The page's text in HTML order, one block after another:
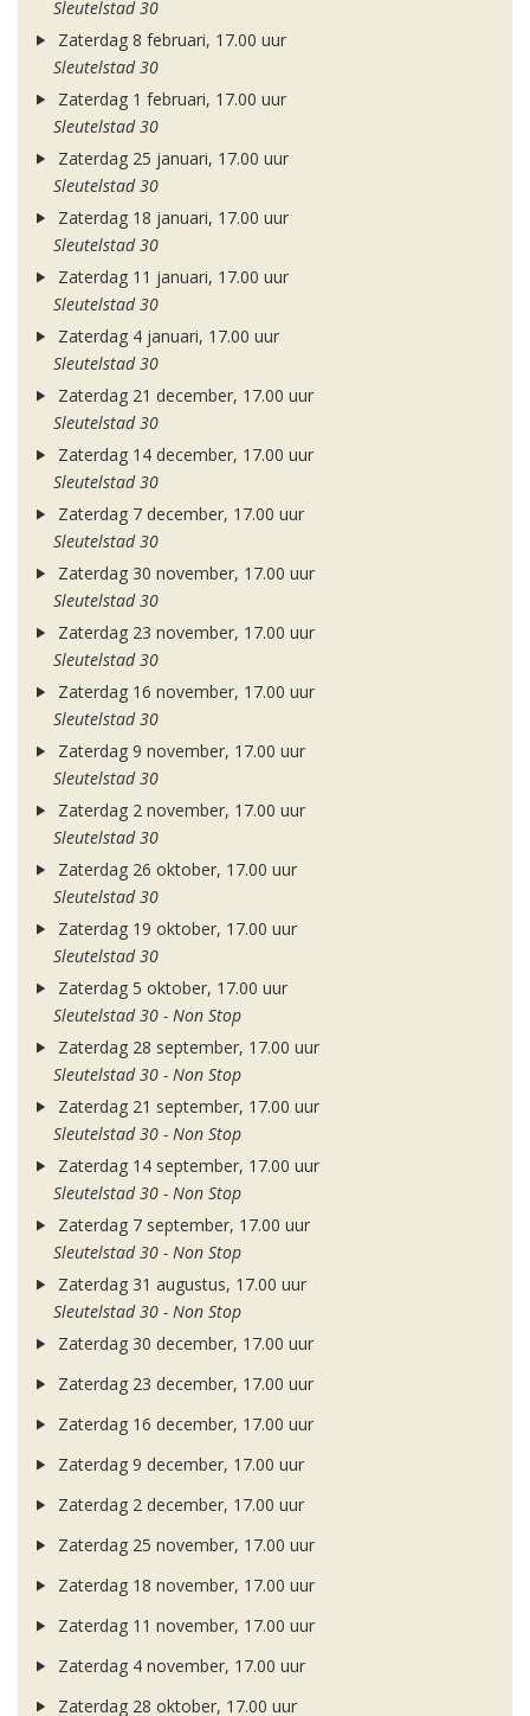
Sleutelstad 30
Zaterdag 8 februari, 17.00 uur
Sleutelstad 30
Zaterdag 1 februari, 17.00 uur
Sleutelstad 30
Zaterdag 25 januari, 17.00 uur
Sleutelstad 30
Zaterdag 18 januari, 17.00 uur
Sleutelstad 30
Zaterdag 11 januari, 17.00 uur
Sleutelstad 30
Zaterdag 4 januari, 17.00 uur
Sleutelstad 30
Zaterdag 21 december, 17.00 uur
Sleutelstad 30
Zaterdag 14 december, 17.00 uur
Sleutelstad 30
Zaterdag 7 december, 17.00 uur
Sleutelstad 30
Zaterdag 30 november, 17.00 uur
Sleutelstad 30
Zaterdag 23 november, 17.00 uur
Sleutelstad 30
Zaterdag 16 november, 17.00 uur
Sleutelstad 30
Zaterdag 9 november, 17.00 uur
Sleutelstad 30
Zaterdag 2 november, 17.00 uur
Sleutelstad 30
Zaterdag 26 oktober, 17.00 uur
Sleutelstad 30
Zaterdag 19 oktober, 17.00 uur
Sleutelstad 30
Zaterdag 5 oktober, 17.00 uur
Sleutelstad 30 - Non Stop
Zaterdag 28 september, 17.00 uur
Sleutelstad 30 - Non Stop
Zaterdag 21 september, 17.00 uur
Sleutelstad 30 - Non Stop
Zaterdag 14 september, 17.00 uur
Sleutelstad 30 - Non Stop
Zaterdag 7 september, 17.00 uur
Sleutelstad 30 - Non Stop
Zaterdag 31 augustus, 17.00 uur
Sleutelstad 30 - Non Stop
Zaterdag 30 december, 17.00 uur
Zaterdag 23 december, 17.00 uur
Zaterdag 16 december, 17.00 uur
Zaterdag 9 december, 17.00 uur
Zaterdag 2 december, 17.00 uur
Zaterdag 25 november, 17.00 uur
Zaterdag 18 november, 17.00 uur
Zaterdag 11 november, 17.00 uur
Zaterdag 4 november, 17.00 uur
Zaterdag 28 oktober, 17.00 uur